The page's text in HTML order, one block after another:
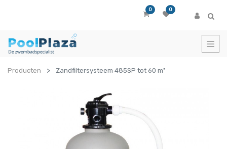
0 0
Producten Zandfiltersysteem 485SP tot 60 m³